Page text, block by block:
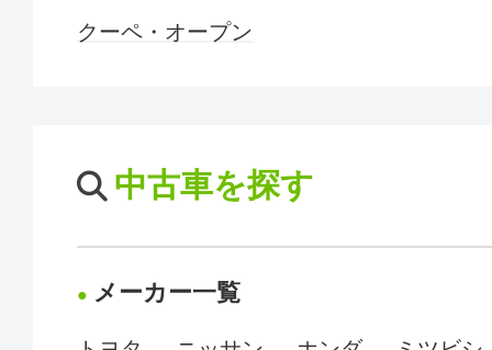
クーペ・オープン
中古車を探す
メーカー一覧